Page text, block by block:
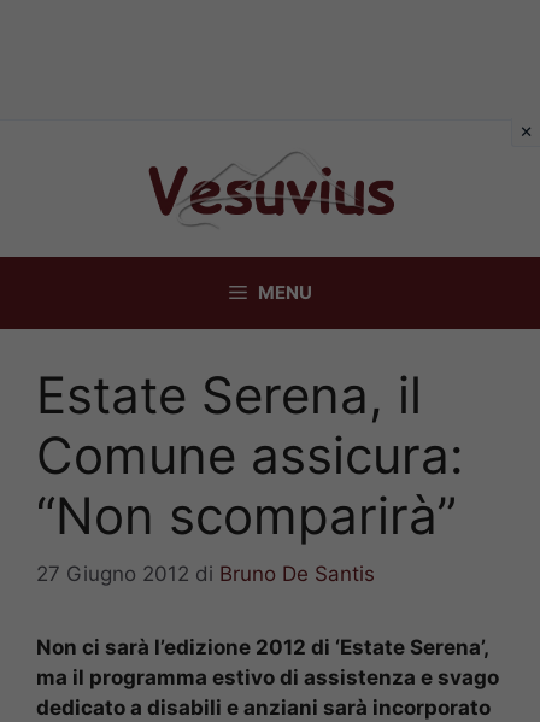
MENU
Estate Serena, il
Comune assicura:
“Non scomparirà”
27 Giugno 2012 di Bruno De Santis
Non ci sarà l’edizione 2012 di ‘Estate Serena’,
ma il programma estivo di assistenza e svago
dedicato a disabili e anziani sarà incorporato